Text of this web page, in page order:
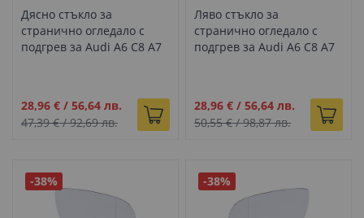
Дясно стъкло за
странично огледало с
подгрев за Audi A6 C8 A7
Промо
цена
28,96 € / 56,64 лв.
47,39 €/92,69 лв.
Ляво стъкло за
странично огледало с
подгрев за Audi A6 C8 A7
Промо
цена
28,96 € /56,64 лв.
50,55 €/98,87 лв.
-38% -38%